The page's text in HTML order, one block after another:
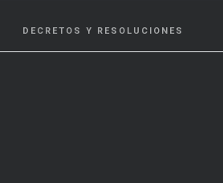
DECRETOS Y RESOLUCIONES